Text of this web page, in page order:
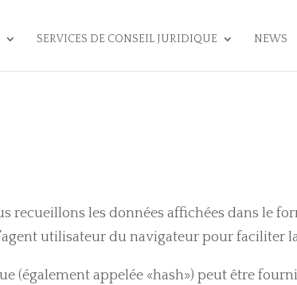
SERVICES DE CONSEIL JURIDIQUE NEWS
recueillons les données affichées dans le
utilisateur du navigateur pour faciliter
(également appelée «hash») peut être